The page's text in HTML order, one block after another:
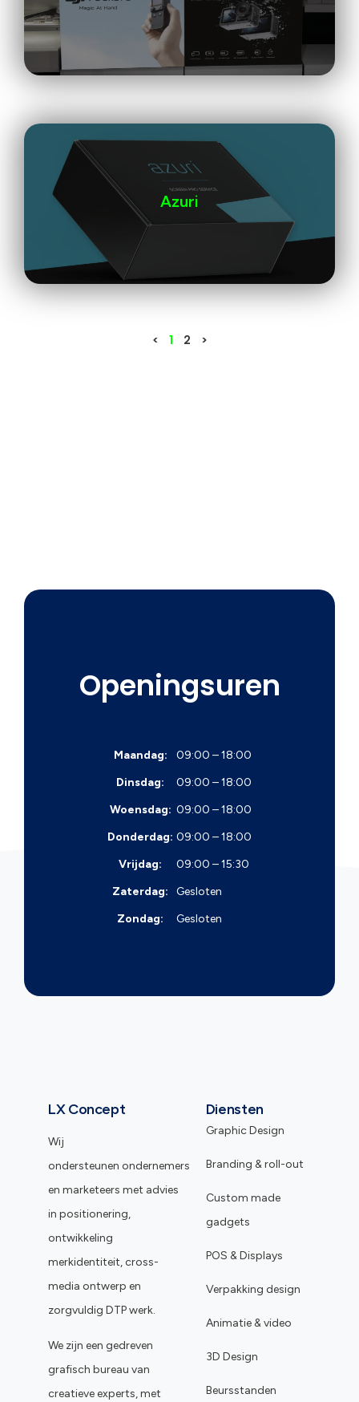
Azuri
< 1 2 >
Openingsuren
Maandag:
09:00 – 18:00
Dinsdag:
09:00 – 18:00
Woensdag: 09:00 – 18:00
Donderdag: 09:00 – 18:00
Vrijdag:
09:00 – 15:30
Zaterdag:
Gesloten
Zondag:
Gesloten
LX Concept
Wij
ondersteunen ondernemers
en marketeers met advies
in positionering,
ontwikkeling
merkidentiteit, cross-
media ontwerp en
zorgvuldig DTP werk.
We zijn een gedreven
grafisch bureau van
creatieve experts, met
Diensten
Graphic Design
Branding & roll-out
Custom made
gadgets
POS & Displays
Verpakking design
Animatie & video
3D Design
Beursstanden